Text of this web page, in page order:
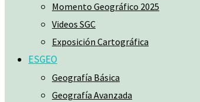
Momento Geográfico 2025
Videos SGC
Exposición Cartográfica
ESGEO
Geografía Básica
Geografía Avanzada